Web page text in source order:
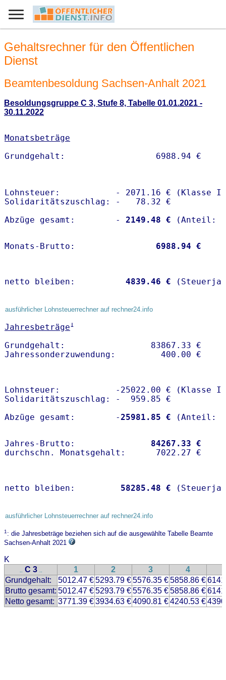
Gehaltsrechner für den Öffentlichen
Dienst
Beamtenbesoldung Sachsen-Anhalt 2021
Besoldungsgruppe C 3, Stufe 8, Tabelle 01.01.2021 -
30.11.2022
Monatsbeträge
Lohnsteuer:           - 2071.16 € (Klasse I)
Solidaritätszuschlag: -   78.32 €
Abzüge gesamt:        -
2149.48 €
Monats-Brutto: 6988.94 €
netto bleiben: 4839.46 €
ausführlicher Lohnsteuerrechner auf rechner24.info
Jahresbeträge1
Grundgehalt:                 83867.33 €
Lohnsteuer:           -25022.00 € (Klasse I)
Solidaritätszuschlag: -  959.85 €
Abzüge gesamt:        -25981.85 €
Jahres-Brutto: 84267.33 €
netto bleiben: 58285.48 €
ausführlicher Lohnsteuerrechner auf rechner24.info
1: die Jahresbeträge beziehen sich auf die ausgewählte Tabelle Beamte
Sachsen-Anhalt 2021
K
.. C 3 .. 1 2 3 4
Grundgehalt:
5012.47 €5293.79 €5576.35 €5858.86 €
Brutto gesamt: 5012.47 €5293.79 €5576.35 €5858.86 €
Netto gesamt: 3771.39 €3934.63 €4090.81 €4240.53 €